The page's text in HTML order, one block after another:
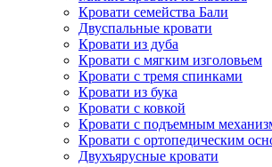
Кровати семейства Бали
Двуспальные кровати
Кровати из дуба
Кровати с мягким изголовьем
Кровати с тремя спинками
Кровати из бука
Кровати с ковкой
Кровати с подъемным
Кровати с ортопедическим
Двухъярусные кровати